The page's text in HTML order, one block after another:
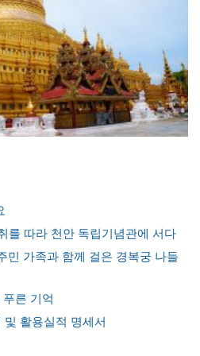
를 따라 천안 독립기념관에 서다
민 가족과 함께 걸은 경복궁 나들
른 기억
활용실적 명세서